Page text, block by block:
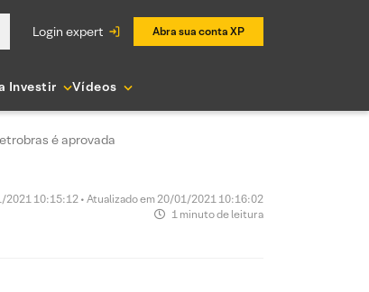
login expert Abra sua conta XP
Investir Vídeos
é aprovada
2021 10:15:12 • Atualizado em 20/01/2021 10:16:02
1 minuto de leitura